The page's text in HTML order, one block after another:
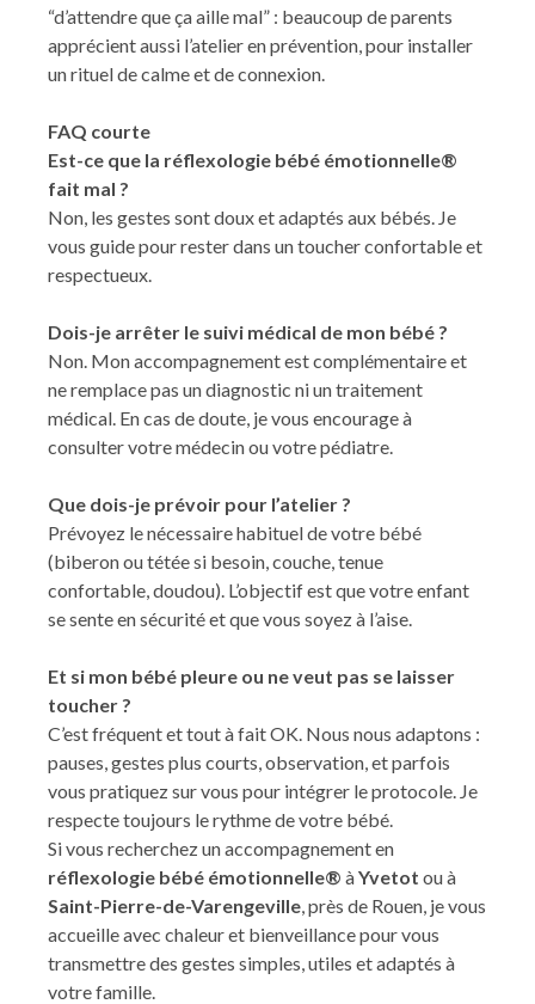
“d’attendre que ça aille mal” : beaucoup de parents
apprécient aussi l’atelier en prévention, pour installer
un rituel de calme et de connexion.
FAQ courte
Est-ce que la réflexologie bébé émotionnelle®
fait mal ?
Non, les gestes sont doux et adaptés aux bébés. Je
vous guide pour rester dans un toucher confortable et
respectueux.
Dois-je arrêter le suivi médical de mon bébé ?
Non. Mon accompagnement est complémentaire et
ne remplace pas un diagnostic ni un traitement
médical. En cas de doute, je vous encourage à
consulter votre médecin ou votre pédiatre.
Que dois-je prévoir pour l’atelier ?
Prévoyez le nécessaire habituel de votre bébé
(biberon ou tétée si besoin, couche, tenue
confortable, doudou). L’objectif est que votre enfant
se sente en sécurité et que vous soyez à l’aise.
Et si mon bébé pleure ou ne veut pas se laisser
toucher ?
C’est fréquent et tout à fait OK. Nous nous adaptons :
pauses, gestes plus courts, observation, et parfois
vous pratiquez sur vous pour intégrer le protocole. Je
respecte toujours le rythme de votre bébé.
Si vous recherchez un accompagnement en
réflexologie bébé émotionnelle® àYvetot ou à
Saint-Pierre-de-Varengeville, près de Rouen, je vous
accueille avec chaleur et bienveillance pour vous
transmettre des gestes simples, utiles et adaptés à
votre famille.